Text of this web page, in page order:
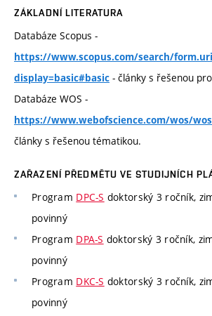
ZÁKLADNÍ LITERATURA
Databáze Scopus -
https://www.scopus.com/search/
display=basic#basic - články s řešenou
Databáze WOS -
https://www.webofscience.com/wos/
články s řešenou tématikou.
ZAŘAZENÍ PŘEDMĚTU VE STUDIJNÍCH
Program DPC-S doktorský 3 ročník,
povinný
Program DPA-S doktorský 3 ročník,
povinný
Program DKC-S doktorský 3 ročník,
povinný